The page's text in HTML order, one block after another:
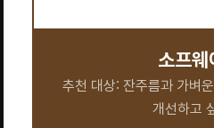
소프웨
추천 대상: 잔주름과 가벼
개선하고